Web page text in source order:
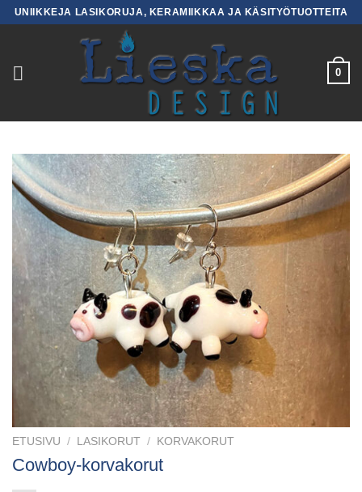
SkipUNIIKKEJA LASIKORUJA, KERAMIIKKAA JA KÄSITYÖTUOTTEITA
0
ETUSIVU / LASIKORUT / KORVAKORUT
Cowboy-korvakorut